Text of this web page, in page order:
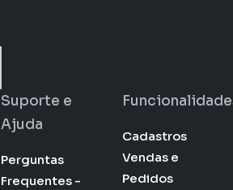
Suporte e
Ajuda
Perguntas
Frequentes -
Cadastros
Vendas e
Pedidos